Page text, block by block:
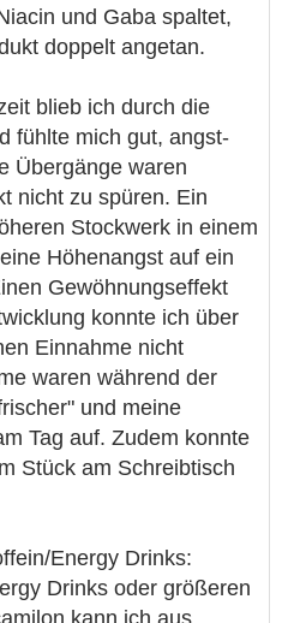
und Gaba spaltet,
doppelt angetan.
blieb ich durch die
fühlte mich gut, angst-
Übergänge waren
nicht zu spüren. Ein
Stockwerk in einem
Höhenangst auf ein
Gewöhnungseffekt
konnte ich über
Einnahme nicht
waren während der
und meine
Tag auf. Zudem konnte
Stück am Schreibtisch
Energy Drinks:
Drinks oder größeren
kann ich aus